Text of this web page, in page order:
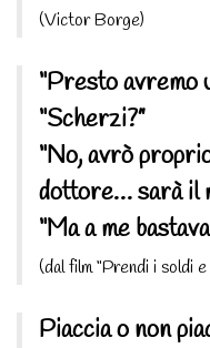
(Victor Borge)
“Presto avremo
“Scherzi?”
“No, avrò
dottore… sarà il
“Ma a me
(dal film “Prendi i soldi e
Piaccia o non